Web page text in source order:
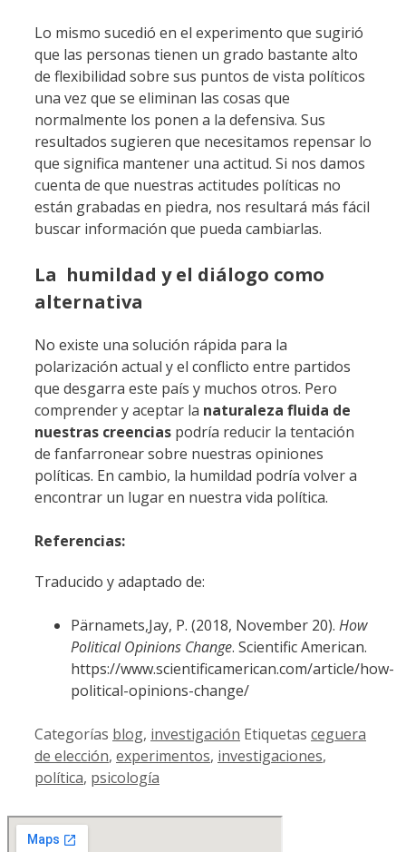
Lo mismo sucedió en el experimento que sugirió
que las personas tienen un grado bastante alto
de flexibilidad sobre sus puntos de vista políticos
una vez que se eliminan las cosas que
normalmente los ponen a la defensiva. Sus
resultados sugieren que necesitamos repensar lo
que significa mantener una actitud. Si nos damos
cuenta de que nuestras actitudes políticas no
están grabadas en piedra, nos resultará más fácil
buscar información que pueda cambiarlas.
La humildad y el diálogo como
alternativa
No existe una solución rápida para la
polarización actual y el conflicto entre partidos
que desgarra este país y muchos otros. Pero
comprender y aceptar la naturaleza fluida de
nuestras creencias podría reducir la tentación
de fanfarronear sobre nuestras opiniones
políticas. En cambio, la humildad podría volver a
encontrar un lugar en nuestra vida política.
Referencias:
Traducido y adaptado de:
Pärnamets,Jay, P. (2018, November 20). How
Political Opinions Change. Scientific American.
https://www.scientificamerican.com/article/how-
political-opinions-change/
Categorías blog, investigación Etiquetas ceguera
de elección, experimentos, investigaciones,
política, psicología